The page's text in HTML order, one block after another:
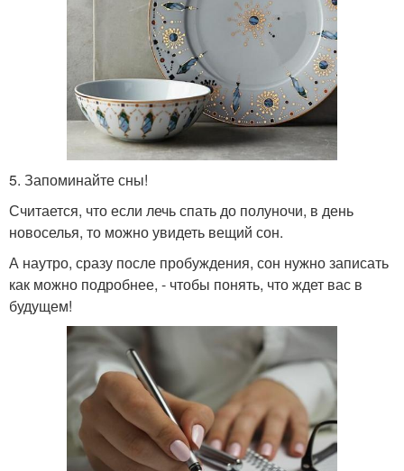
5. Запоминайте сны!
Считается, что если лечь спать до полуночи, в день
новоселья, то можно увидеть вещий сон.
А наутро, сразу после пробуждения, сон нужно записать
как можно подробнее, - чтобы понять, что ждет вас в
будущем!